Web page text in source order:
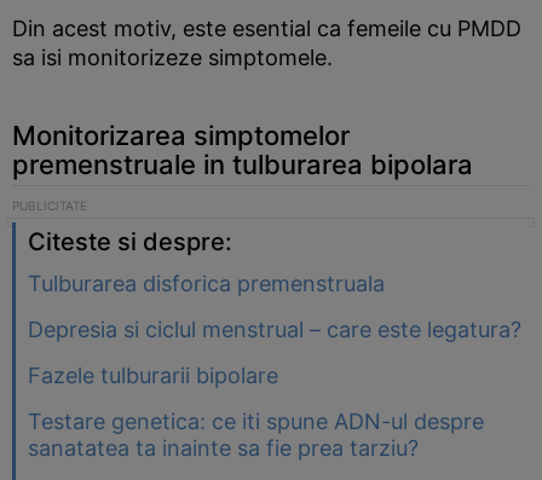
Din acest motiv, este esential ca femeile cu PMDD
sa isi monitorizeze simptomele.
Monitorizarea simptomelor
premenstruale in tulburarea bipolara
Citeste si despre:
Tulburarea disforica premenstruala
Depresia si ciclul menstrual – care este legatura?
Fazele tulburarii bipolare
Testare genetica: ce iti spune ADN-ul despre
sanatatea ta inainte sa fie prea tarziu?